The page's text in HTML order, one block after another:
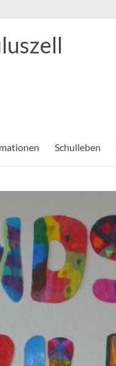
Schulleben